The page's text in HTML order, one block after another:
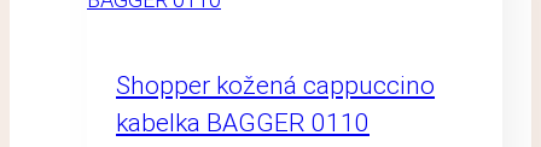
Shopper kožená cappuccino
kabelka BAGGER 0110